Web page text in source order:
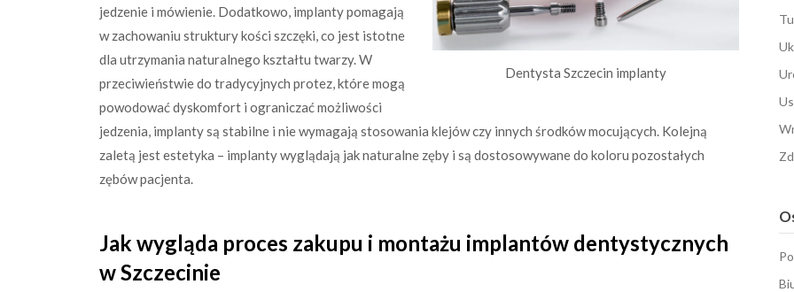
Dentysta Szczecin implanty
jedzenie i mówienie. Dodatkowo, implanty pomagają
w zachowaniu struktury kości szczęki, co jest istotne
dla utrzymania naturalnego kształtu twarzy. W
przeciwieństwie do tradycyjnych protez, które mogą
powodować dyskomfort i ograniczać możliwości
jedzenia, implanty są stabilne i nie wymagają stosowania klejów czy innych środków mocujących. Kolejną
zaletą jest estetyka – implanty wyglądają jak naturalne zęby i są dostosowywane do koloru pozostałych
zębów pacjenta.
Jak wygląda proces zakupu i montażu implantów dentystycznych
w Szczecinie